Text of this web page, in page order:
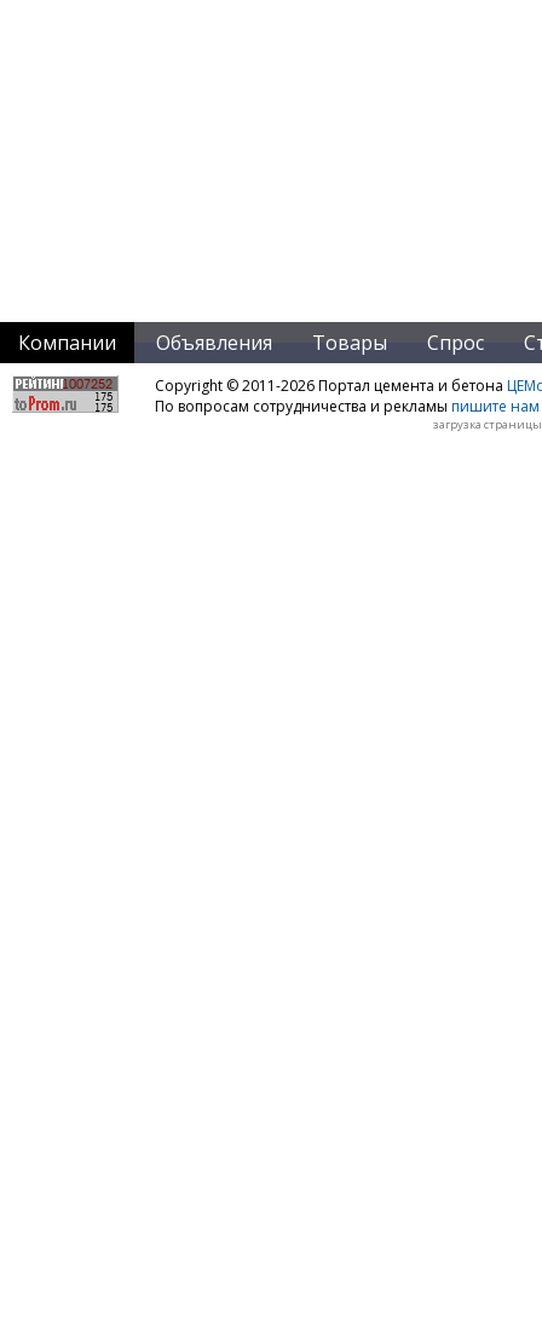
Компании Объявления Товары Спрос
Copyright © 2011-2026 Портал цемента и бетона
По вопросам сотрудничества и рекламы пишите нам
загрузка